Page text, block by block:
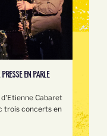
EN PARLE
Cabaret
trois concerts en